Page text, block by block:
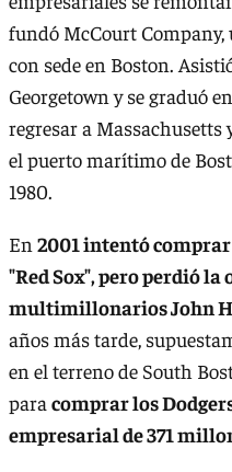
fundó McCourt Company,
con sede en Boston.
Georgetown y se graduó
regresar a Massachusetts
el puerto marítimo de
1980.
En 2001 intentó
"Red Sox", pero perdió
multimillonarios John
años más tarde,
en el terreno de South
para comprar los
empresarial de 371